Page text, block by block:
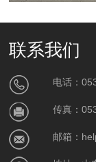
联系我们
电话：
传真：
邮箱：